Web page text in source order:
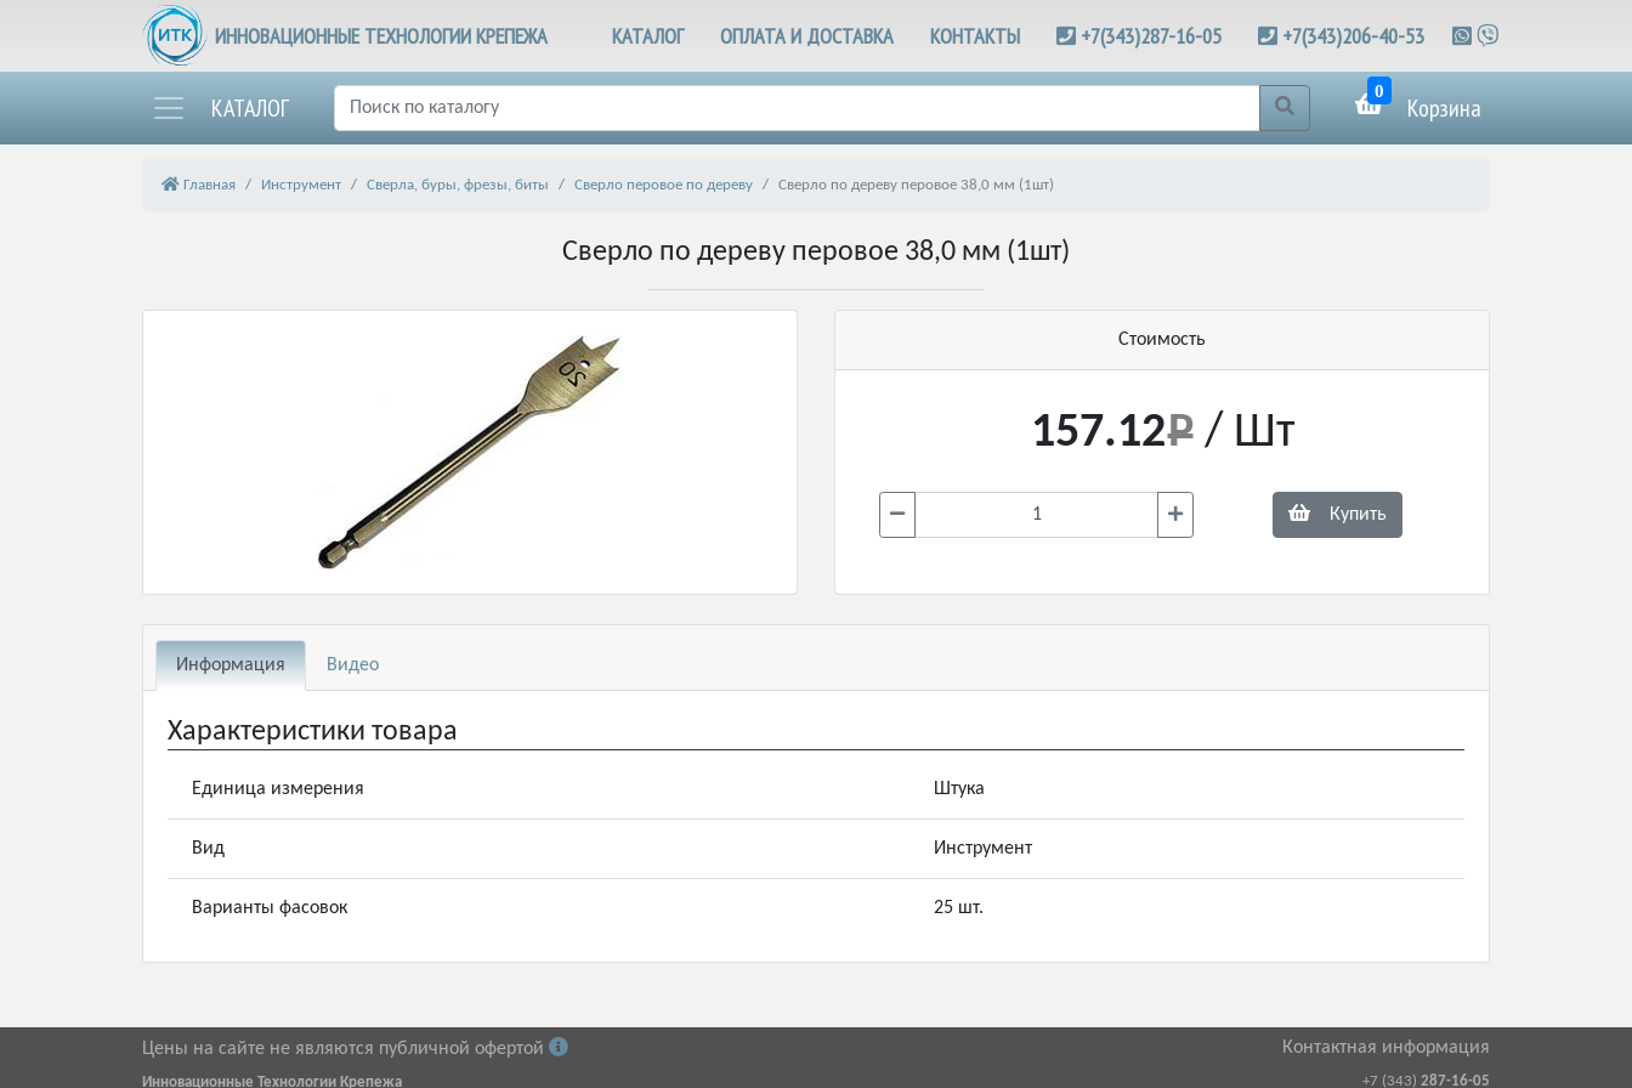
ИННОВАЦИОННЫЕ ТЕХНОЛОГИИ КРЕПЕЖА КАТАЛОГ ОПЛАТА И ДОСТАВКА КОНТАКТЫ +7(343)287-16-05 +7(343)206-40-53
КАТАЛОГ
0
Корзина
Главная Инструмент Сверла, буры, фрезы, биты Сверло перовое по дереву Сверло по дереву перовое 38,0 мм (1шт)
Сверло по дереву перовое 38,0 мм (1шт)
Стоимость
157.12 / Шт
Купить
Информация Видео
Характеристики товара
Единица измерения Штука
Вид Инструмент
Варианты фасовок 25 шт.
Цены на сайте не являются публичной офертой
Инновационные Технологии Крепежа
Контактная информация
+7 (343) 287-16-05